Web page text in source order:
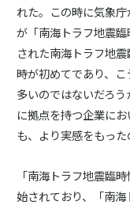
れた。この時に気象
が「南海トラフ地震
された南海トラフ地
時が初めてであり、
多いのではないだろ
に拠点を持つ企業に
も、より実感をもった
「南海トラフ地震臨
始されており、「南